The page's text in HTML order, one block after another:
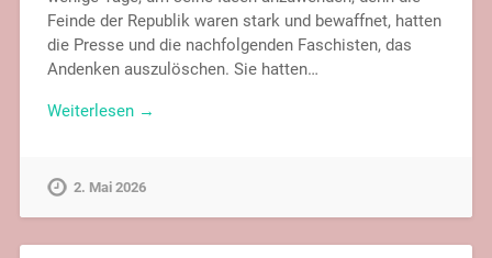
Feinde der Republik waren stark und bewaffnet, hatten
die Presse und die nachfolgenden Faschisten, das
Andenken auszulöschen. Sie hatten…
Weiterlesen →
2. Mai 2026